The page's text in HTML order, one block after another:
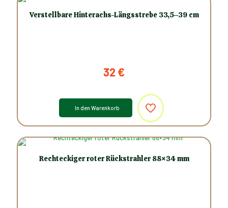
Verstellbare Hinterachs-Längsstrebe 33,5–39 cm
32 €
In den Warenkorb
Rechteckiger roter Rückstrahler 88×34 mm